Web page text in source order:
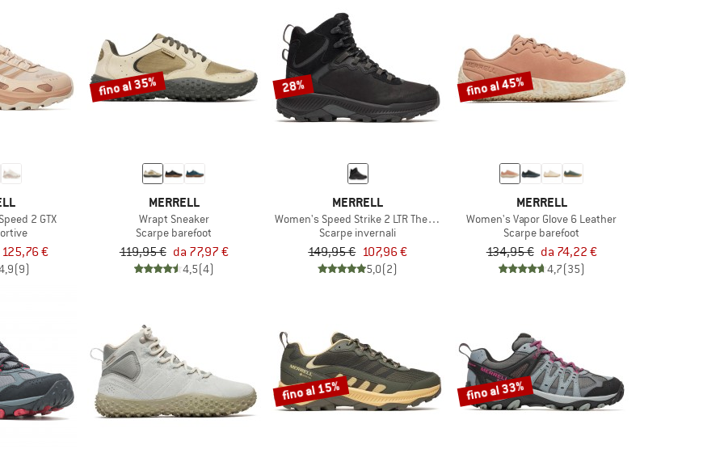
2 GTX
€
(9)
fino al 35%
MERRELL
Wrapt Sneaker
Scarpe barefoot
119,95 € da 77,97 €
4,5(4)
28%
MERRELL
Women's Speed Strike 2 LTR Thermo Mid WP
Scarpe invernali
149,95 € 107,96 €
5,0(2)
fino al 45%
MERRELL
Women's Vapor Glove 6 Leather
Scarpe barefoot
134,95 € da 74,22 €
4,7(35)
fino al 15% fino al 33%